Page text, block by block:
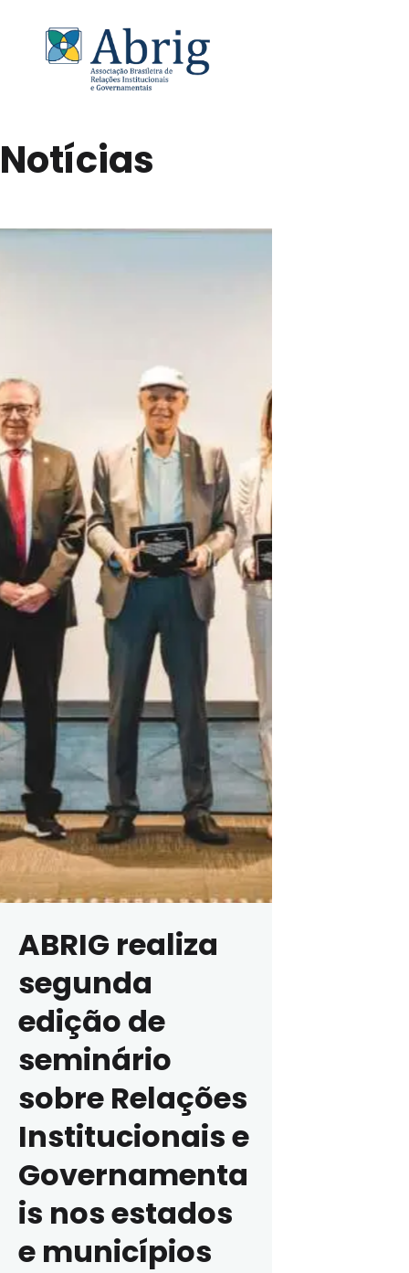
Notícias
ABRIG realiza
segunda
edição de
seminário
sobre Relações
Institucionais e
Governamenta
is nos estados
e municípios